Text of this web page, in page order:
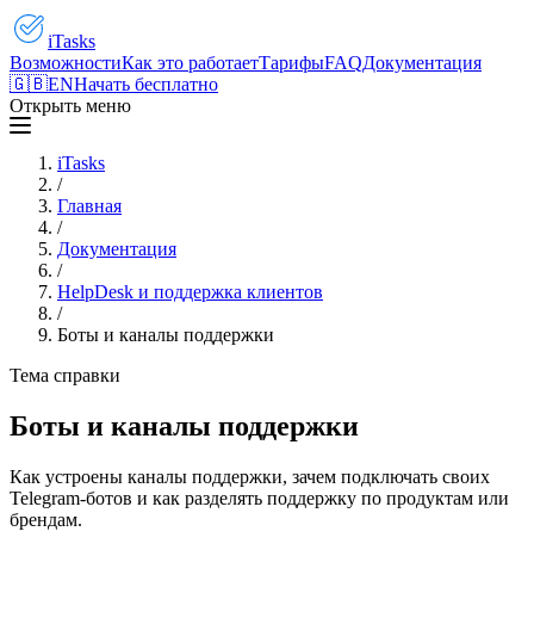
iTasks
ВозможностиКак это работаетТарифыFAQДокументация
🇬🇧ENНачать бесплатно
Открыть меню
iTasks
/
Главная
/
Документация
/
HelpDesk и поддержка клиентов
/
Боты и каналы поддержки
Тема справки
Боты и каналы поддержки
Как устроены каналы поддержки, зачем подключать своих
Telegram-ботов и как разделять поддержку по продуктам или
брендам.